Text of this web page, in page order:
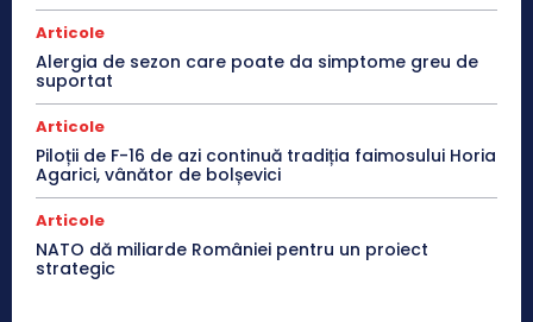
Articole
Alergia de sezon care poate da simptome greu de
suportat
Articole
Piloții de F-16 de azi continuă tradiția faimosului Horia
Agarici, vânător de bolșevici
Articole
NATO dă miliarde României pentru un proiect
strategic